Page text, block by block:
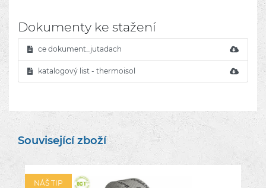
Dokumenty ke stažení
ce dokument_jutadach
katalogový list - thermoisol
Související zboží
NÁŠ TIP